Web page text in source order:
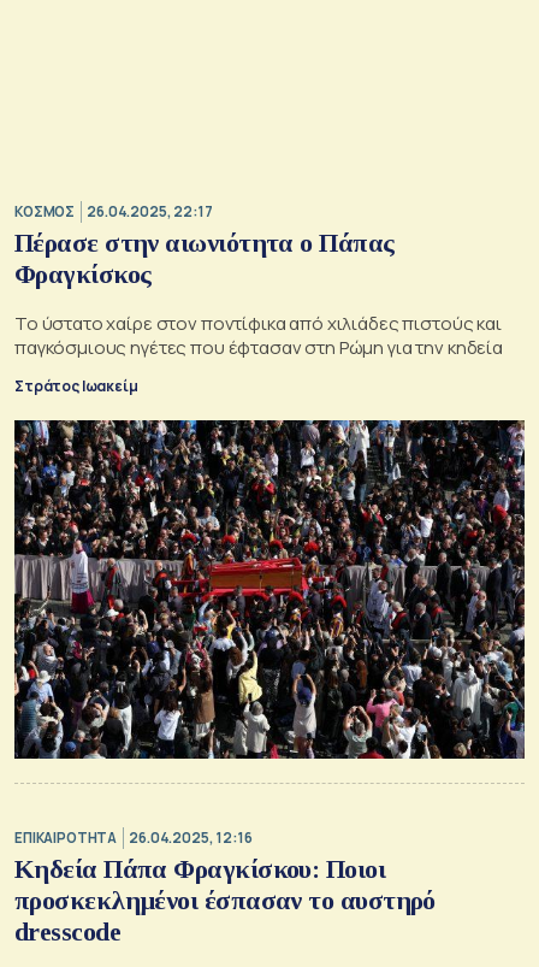
ΚΟΣΜΟΣ 26.04.2025, 22:17
Πέρασε στην αιωνιότητα ο Πάπας
Φραγκίσκος
Το ύστατο χαίρε στον ποντίφικα από χιλιάδες πιστούς και
παγκόσμιους ηγέτες που έφτασαν στη Ρώμη για την κηδεία
Στράτος Ιωακείμ
ΕΠΙΚΑΙΡΟΤΗΤΑ 26.04.2025, 12:16
Κηδεία Πάπα Φραγκίσκου: Ποιοι
προσκεκλημένοι έσπασαν το αυστηρό
dresscode